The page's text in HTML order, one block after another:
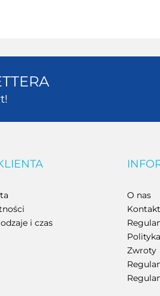
i czas
O nas
Kontakt
Zwroty